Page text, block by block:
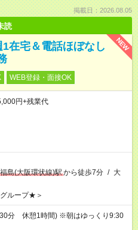
掲載日：2026.08.05
読
NEW
在宅＆電話ほぼなし
WEB登録・面接OK
円+残業代
福島(大阪環状線)駅から徒歩7分 / 大
ループ★＞
分 休憩1時間) ※朝はゆっくり9:30